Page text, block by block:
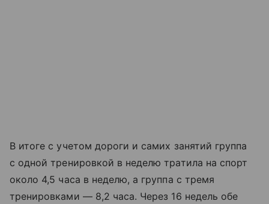
В итоге с учетом дороги и самих занятий группа
с одной тренировкой в неделю тратила на спорт
около 4,5 часа в неделю, а группа с тремя
тренировками — 8,2 часа. Через 16 недель обе